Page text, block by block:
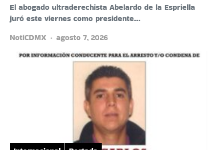
El abogado ultraderechista Abelardo de la Espriella
juró este viernes como presidente…
NotiCDMX
agosto 7, 2026